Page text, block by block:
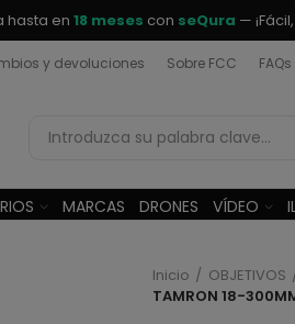
hasta en 18 meses con seQura —
y devoluciones Sobre FCC FAQs
MARCAS DRONES VÍDEO
Inicio OBJETIVOS
TAMRON 18-